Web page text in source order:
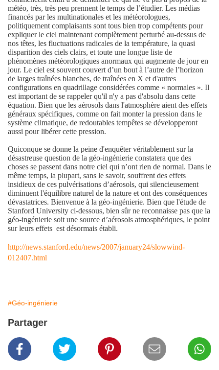
météo, très, très peu prennent le temps de l’étudier. Les médias
financés par les multinationales et les météorologues,
politiquement complaisants sont tous bien trop compétents pour
expliquer le ciel maintenant complètement perturbé au-dessus de
nos têtes, les fluctuations radicales de la température, la quasi
disparition des ciels clairs, et toute une longue liste de
phénomènes météorologiques anormaux qui augmente de jour en
jour. Le ciel est souvent couvert d’un bout à l’autre de l’horizon
de larges traînées blanches, de traînées en X et d'autres
configurations en quadrillage considérées comme « normales ». Il
est important de se rappeler qu'il n'y a pas d'absolu dans cette
équation. Bien que les aérosols dans l'atmosphère aient des effets
généraux spécifiques, comme on fait monter la pression dans le
système climatique, de redoutables tempêtes se développeront
aussi pour libérer cette pression.
Quiconque se donne la peine d'enquêter véritablement sur la
désastreuse question de la géo-ingénierie constatera que des
choses se passent dans notre ciel qui n’ont rien de normal. Dans le
même temps, la plupart, sans le savoir, souffrent des effets
insidieux de ces pulvérisations d’aérosols, qui silencieusement
diminuent l'équilibre naturel de la nature et ont des conséquences
dévastatrices. Bienvenue à la géo-ingénierie. Bien que l'étude de
Stanford University ci-dessous, bien sûr ne reconnaisse pas que la
géo-ingénierie soit une source d’aérosols atmosphériques, le point
sur leurs effets est désormais établi.
http://news.stanford.edu/news/2007/january24/slowwind-
012407.html
#Géo-ingénierie
Partager